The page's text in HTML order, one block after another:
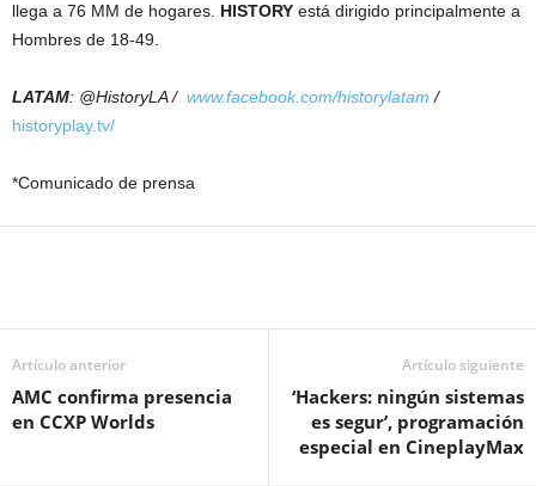
llega a 76 MM de hogares. HISTORY está dirigido principalmente a
Hombres de 18-49.
LATAM: @HistoryLA / www.facebook.com/historylatam /
historyplay.tv/
*Comunicado de prensa
Artículo anterior
AMC confirma presencia
en CCXP Worlds
Artículo siguiente
‘Hackers: ningún sistemas
es segur’, programación
especial en CineplayMax